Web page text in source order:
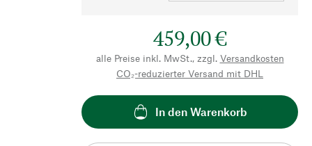
459,00 €
alle Preise inkl. MwSt., zzgl. Versandkosten
CO₂-reduzierter Versand mit DHL
In den Warenkorb